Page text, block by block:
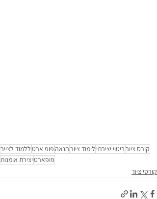
קורס ציורביטוי יצירתי לימוד ציורהנאהפופ ארטללמוד לצייר
פופארטיצירת אומנות
קורסי ציור